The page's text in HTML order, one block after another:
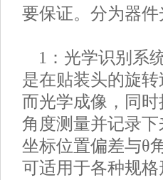
要保证。分为器
1：光学识别系
是在贴装头的旋
而光学成像，同
角度测量并记录
坐标位置偏差与θ
可适用于各种规